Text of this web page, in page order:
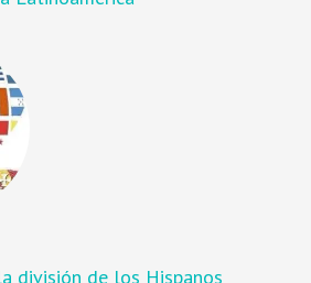
división de los Hispanos